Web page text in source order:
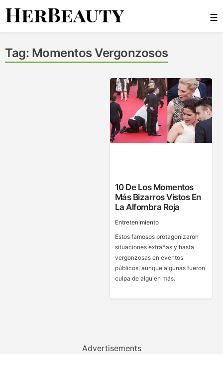
Skip
☰
Tag: Momentos Vergonzosos
10 De Los Momentos
Más Bizarros Vistos En
La Alfombra Roja
Entretenimiento
Estos famosos protagonizaron
situaciones extrañas y hasta
vergonzosas en eventos
públicos, aunque algunas fueron
culpa de alguien más.
Advertisements